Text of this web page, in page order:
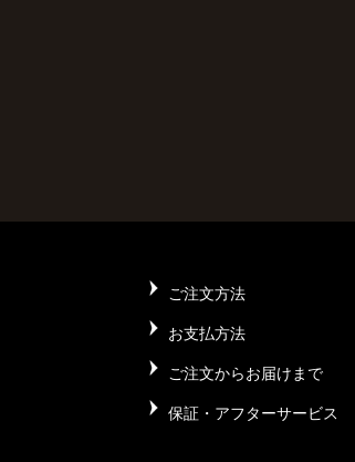
ご注文方法
お支払方法
ご注文からお届けまで
保証・アフターサービス